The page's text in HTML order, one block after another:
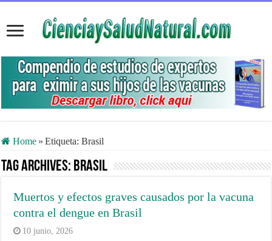
Home » Etiqueta:Brasil
Tag Archives: Brasil
Muertos y efectos graves causados por la vacuna
contra el dengue en Brasil
10 junio, 2026